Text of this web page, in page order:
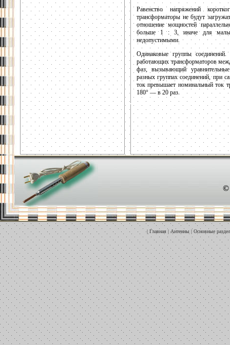
Равенство напряжений
трансформаторы не будут
отношение мощностей
больше 1 : 3, иначе для малых
недопустимыми.
Одинаковые группы
работающих трансформаторов
фаз, вызывающий
разных группах соединений, при
ток превышает номинальный ток
180° — в 20 раз.
| Главная | Антенны | Основные